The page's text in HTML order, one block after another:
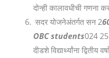
दोन्ही कालावधीची गणना
सदर योजनेअंतर्गत सन 2
OBC students024 25
दीडशे विद्यार्थ्यांना द्वितीय